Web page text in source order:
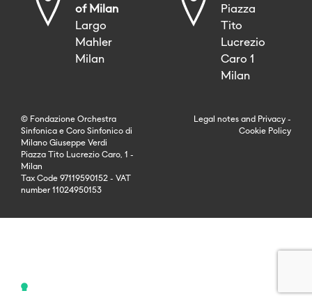
of Milan
Largo
Mahler
Milan
Piazza
Tito
Lucrezio
Caro 1
Milan
© Fondazione Orchestra
Sinfonica e Coro Sinfonico di
Milano Giuseppe Verdi
Piazza Tito Lucrezio Caro, 1 -
Milan
Tax Code 97119590152 - VAT
number 11024950153
Legal notes and Privacy -
Cookie Policy